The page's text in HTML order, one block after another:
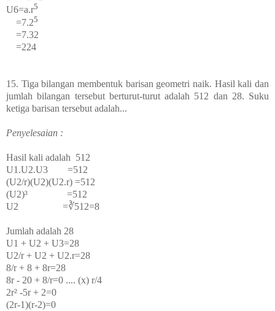
U6=a.r5
=7.25
=7.32
=224
15. Tiga bilangan membentuk barisan geometri naik. Hasil kali dan
jumlah bilangan tersebut berturut-turut adalah 512 dan 28. Suku
ketiga barisan tersebut adalah...
Penyelesaian :
Hasil kali adalah 512
U1.U2.U3
=512
(U2/r)(U2)(U2.r) =512
(U2)³ =512
U2 =∛512=8
Jumlah adalah 28
U1 + U2 + U3=28
U2/r + U2 + U2.r=28
8/r + 8 + 8r=28
8r - 20 + 8/r=0 .... (x) r/4
2r² -5r + 2=0
(2r-1)(r-2)=0